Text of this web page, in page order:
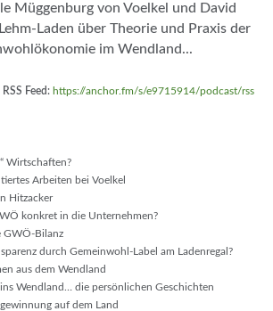
Müggenburg von Voelkel und David
Laden über Theorie und Praxis der
im Wendland...
Feed: https://anchor.fm/s/e9715914/podcast/rss
Wirtschaften?
Arbeiten bei Voelkel
Hitzacker
konkret in die Unternehmen?
GWÖ-Bilanz
durch Gemeinwohl-Label am Ladenregal?
aus dem Wendland
Wendland… die persönlichen Geschichten
auf dem Land